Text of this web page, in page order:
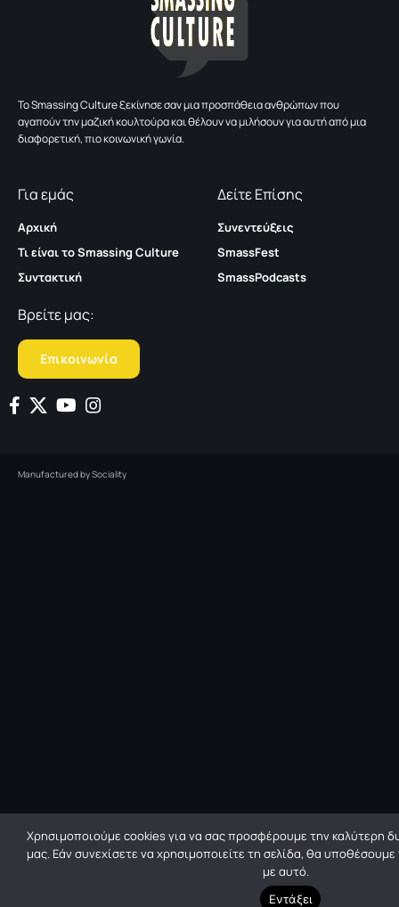
To Smassing Culture ξεκίνησε σαν μια προσπάθεια ανθρώπων που
αγαπούν την μαζική κουλτούρα και θέλουν να μιλήσουν για αυτή από μια
διαφορετική, πιο κοινωνική γωνία.
Για εμάς
Αρχική
Τι είναι το Smassing Culture
Συντακτική
Δείτε Επίσης
Συνεντεύξεις
SmassFest
SmassPodcasts
Βρείτε μας:
Επικοινωνία
Manufactured bySociality
Χρησιμοποιούμε cookies για να σας προσφέρουμε την καλύτερη
μας. Εάν συνεχίσετε να χρησιμοποιείτε τη σελίδα, θα
με αυτό.
Εντάξει